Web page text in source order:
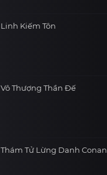
Linh Kiếm Tôn
Vô Thượng Thần Đế
Thám Tử Lừng Danh Conan